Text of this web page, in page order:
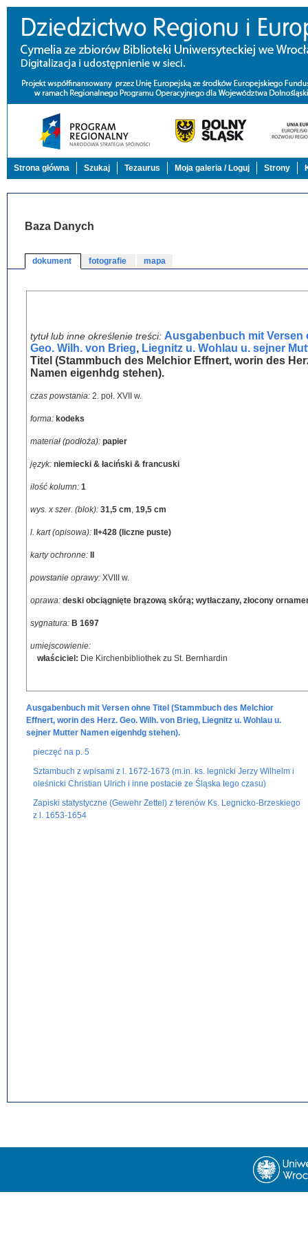
Strona główna Szukaj Tezaurus Moja galeria / Loguj Strony
Baza Danych
dokument fotografie mapa
tytuł lub inne określenie treści: Ausgabenbuch mit Versen
Geo. Wilh. von Brieg, Liegnitz u. Wohlau u. sejner
Titel (Stammbuch des Melchior Effnert, worin des
Namen eigenhdg stehen).
czas powstania: 2. poł. XVII w.
forma: kodeks
materiał (podłoża): papier
język: niemiecki & łaciński & francuski
ilość kolumn: 1
wys. x szer. (blok): 31,5 cm, 19,5 cm
l. kart (opisowa): II+428 (liczne puste)
karty ochronne:
powstanie oprawy: XVIII w.
oprawa: deski obciągnięte brązową skórą; wytłaczany, złocony
sygnatura: B 1697
umiejscowienie:
właściciel: Die Kirchenbibliothek zu St. Bernhardin
Ausgabenbuch mit Versen ohne Titel (Stammbuch des Melchior
Effnert, worin des Herz. Geo. Wilh. von Brieg, Liegnitz u. Wohlau u.
sejner Mutter Namen eigenhdg stehen).
pieczęć na p. 5
Sztambuch z wpisami z l. 1672-1673 (m.in. ks. legnicki Jerzy Wilhelm i
oleśnicki Christian Ulrich i inne postacie ze Śląska tego czasu)
Zapiski statystyczne (Gewehr Zettel) z terenów Ks. Legnicko-Brzeskiego
z l. 1653-1654